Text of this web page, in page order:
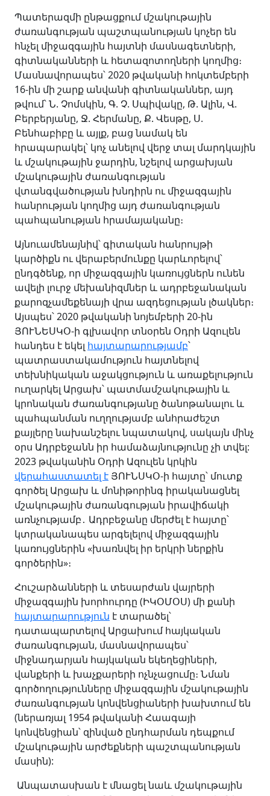
Պատերազմի ընթացքում մշակութային
ժառանգության պաշտպանության կոչեր են
հնչել միջազգային հայտնի մասնագետների,
գիտնականների և հետազոտողների կողմից։
Մասնավորապես՝ 2020 թվականի հոկտեմբերի
16-ին մի շարք անվանի գիտնականներ, այդ
թվում՝ Ն. Չոմսկին, Գ. Չ. Սպիվակը, Թ. Ալին, Վ.
Բերբերյանը, Ջ. Հերմանը, Ք. Վեսթը, Ս.
Բենհաբիբը և այլք, բաց նամակ են
հրապարակել՝ կոչ անելով վերջ տալ մարդկային
և մշակութային ջարդին, նշելով արցախյան
մշակութային ժառանգության
վտանգվածության խնդիրն ու միջազգային
հանրության կողմից այդ ժառանգության
պահպանության հրամայականը։
Այնուամենայնիվ՝ գիտական հանրույթի
կարծիքն ու վերաբերմունքը կարևորելով՝
ընդգծենք, որ միջազգային կառույցներն ունեն
ավելի լուրջ մեխանիզմներ և ադրբեջանական
քարոզչամեքենայի վրա ազդեցության լծակներ։
Այսպես՝ 2020 թվականի նոյեմբերի 20-ին
ՅՈՒՆԵՍԿՕ-ի գլխավոր տնօրեն Օդրի Ազուլեն
հանդես է եկել հայտարարությամբ՝
պատրաստակամություն հայտնելով
տեխնիկական աջակցություն և առաքելություն
ուղարկել Արցախ՝ պատմամշակութային և
կրոնական ժառանգությանը ծանոթանալու և
պահպանման ուղղությամբ անհրաժեշտ
քայլերը նախանշելու նպատակով, սակայն մինչ
օրս Ադրբեջանն իր համաձայնությունը չի տվել:
2023 թվականին Օդրի Ազուլեն կրկին
վերահաստատել է ՅՈՒՆՍԿՕ-ի հայտը՝ մուտք
գործել Արցախ և մոնիթորինգ իրականացնել
մշակութային ժառանգության իրավիճակի
առնչությամբ․ Ադրբեջանը մերժել է հայտը՝
կտրականապես արգելելով միջազգային
կառույցներին «խառնվել իր երկրի ներքին
գործերին»։
Հուշարձանների և տեսարժան վայրերի
միջազգային խորհուրդը (ԻԿՕՄՕՍ) մի քանի
հայտարարություն է տարածել՝
դատապարտելով Արցախում հայկական
ժառանգության, մասնավորապես՝
միջնադարյան հայկական եկեղեցիների,
վանքերի և խաչքարերի ոչնչացումը։ Նման
գործողությունները միջազգային մշակութային
ժառանգության կոնվենցիաների խախտում են
(ներառյալ 1954 թվականի Հաագայի
կոնվենցիան՝ զինված ընդհարման դեպքում
մշակութային արժեքների պաշտպանության
մասին):
Անպատասխան է մնացել նաև մշակութային